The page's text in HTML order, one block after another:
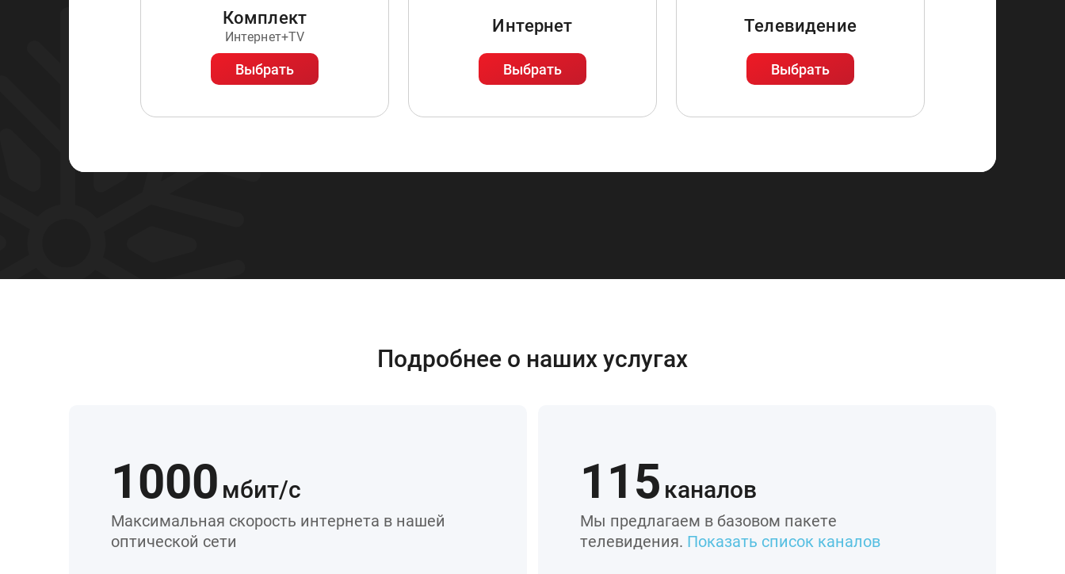
Комплект
Интернет+TV
Выбрать
Интернет
Выбрать
Teлевидение
Выбрать
Подробнее о наших услугах
1000 мбит/с
Максимальная скорость интернета в нашей
оптической сети
115 каналов
Мы предлагаем в базовом пакете
телевидения. Показать список каналов